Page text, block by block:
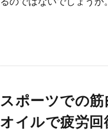
スポーツでの
オイルで疲労回